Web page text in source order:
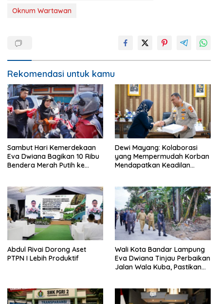
Oknum Wartawan
Rekomendasi untuk kamu
Sambut Hari Kemerdekaan
Eva Dwiana Bagikan 10 Ribu
Bendera Merah Putih ke
Dewi Mayang: Kolaborasi
yang Mempermudah Korban
Mendapatkan Keadilan
Abdul Rivai Dorong Aset
PTPN I Lebih Produktif
Wali Kota Bandar Lampung
Eva Dwiana Tinjau Perbaikan
Jalan Wala Kuba, Pastikan